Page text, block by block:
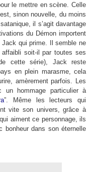
le mettre en scène. Celle
sinon nouvelle, du moins
il s’agit davantage
du Démon importent
Jack qui prime. Il semble ne
soit-il par toutes ses
cette série), Jack reste
en plein marasme, cela
amèrement parfois. Les
un hommage particulier à
”. Même les lecteurs qui
vite son univers, grâce à
aiment ce personnage, ils
bonheur dans son éternelle